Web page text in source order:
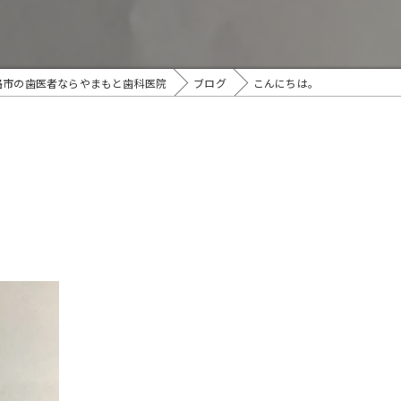
の歯医者ならやまもと歯科医院 ブログ こんにちは。